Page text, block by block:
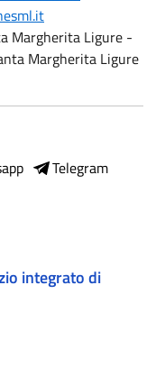
Margherita Ligure -
Margherita Ligure
Telegram
integrato di